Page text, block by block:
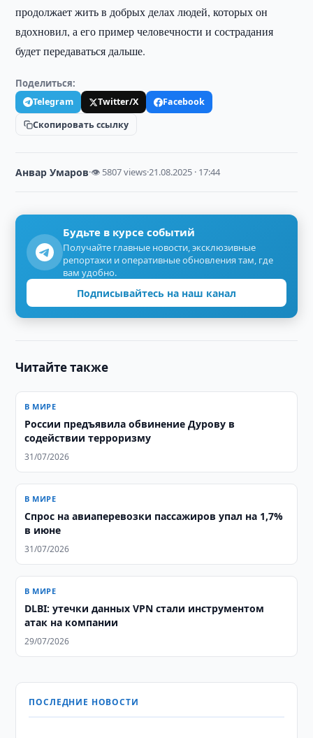
продолжает жить в добрых делах людей, которых он
вдохновил, а его пример человечности и сострадания
будет передаваться дальше.
Поделиться:
Telegram Twitter/X
Facebook
Скопировать ссылку
Анвар Умаров·👁 5807 views·21.08.2025 · 17:44
Будьте в курсе событий
Получайте главные новости, эксклюзивные
репортажи и оперативные обновления там, где
вам удобно.
Подписывайтесь на наш канал
Читайте также
В МИРЕ
России предъявила обвинение Дурову в
содействии терроризму
31/07/2026
В МИРЕ
Спрос на авиаперевозки пассажиров упал на 1,7%
в июне
31/07/2026
В МИРЕ
DLBI: утечки данных VPN стали инструментом
атак на компании
29/07/2026
ПОСЛЕДНИЕ НОВОСТИ